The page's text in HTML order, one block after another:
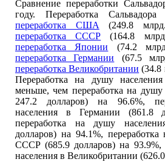
Сравнение переработки
году. Переработка
переработка США (249.8
переработка СССР (164.8
переработка Японии (74.2
переработка Германии (67.5
переработка Великобритании (34.8
Переработка на душу
меньше, чем переработка на
247.2 долларов) на 96.6%,
населения в Германии (861.8
переработка на душу
долларов) на 94.1%,
СССР (685.9 долларов) на 93.9%,
населения в Великобритании